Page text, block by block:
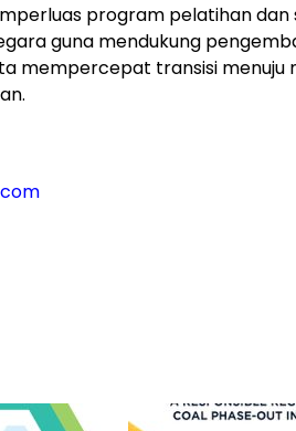
program pelatihan dan
guna mendukung
mempercepat transisi menuju